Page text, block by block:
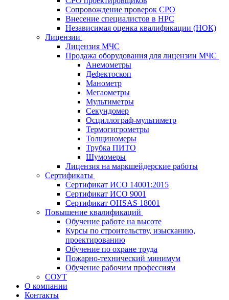
Сопровождение проверок СРО
Внесение специалистов в НРС
Независимая оценка квалификации (НОК)
Лицензии
Лицензия МЧС
Продажа оборудования для лицензии МЧС
Анемометры
Дефектоскоп
Манометр
Мегаометры
Мультиметры
Секундомер
Осциллограф-мультиметр
Термогигрометры
Толщиномеры
Трубка ПИТО
Шумомеры
Лицензия на маркшейдерские работы
Сертификаты
Сертификат ИСО 14001:2015
Сертификат ИСО 9001
Сертификат OHSAS 18001
Повышение квалификаций
Обучение работе на высоте
Курсы по строительству, изысканию,
проектированию
Обучение по охране труда
Пожарно-технический минимум
Обучение рабочим профессиям
СОУТ
О компании
Контакты